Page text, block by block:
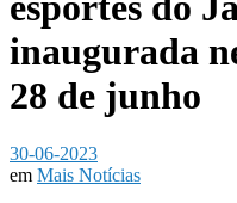
inaugurada
28 de junho
30-06-2023
em Mais Notícias